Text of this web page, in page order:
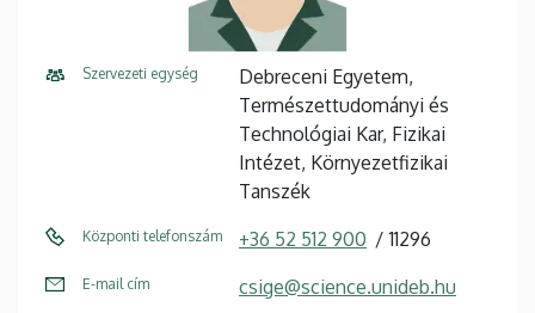
Szervezeti egység
Debreceni Egyetem,
Természettudományi és
Technológiai Kar, Fizikai
Intézet, Környezetfizikai
Tanszék
Központi telefonszám +36 52 512 900 11296
E-mail cím csige@science.unideb.hu